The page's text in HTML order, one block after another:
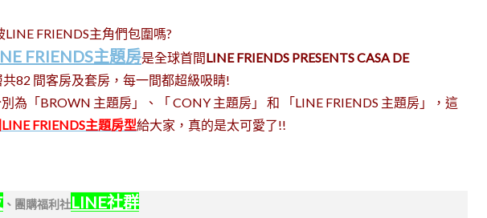
FRIENDS主角們包圍嗎?
FRIENDS主題房是全球首間LINE FRIENDS PRESENTS CASA DE
共82 間客房及套房，每一間都超級吸睛!
為「BROWN 主題房」、「 CONY 主題房」 和 「LINE FRIENDS 主題房」，這
FRIENDS主題房型給大家，真的是太可愛了!!
、 團購福利社LINE社群